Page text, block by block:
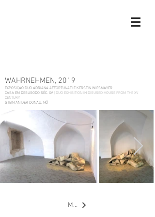
WAHRNEHMEN, 2019
EXPOSIÇÃO DUO ADRIANA AFFORTUNATI E KERSTIN WIESMAYER
CASA EM DESUSODO SÉC. XV | DUO EXHIBITION IN DISUSED HOUSE FROM THE XV
CENTURY
STEIN AN DER DONAU, NÖ
MAIS EXPOSIÇÕES | OTHER EXHIBITIONS